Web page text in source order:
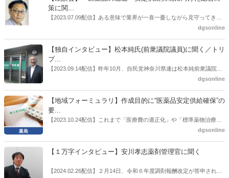
師の業務及び薬局の機能に関するワーキンググループ」に参考人とし
ても出席していたイイジマ薬局（長野県上田市）開設者である飯島裕
策に関...
【2023.07.09配信】ある意味で業界が一喜一憂しながら見守ってきた
厚労省「医薬品の迅速・安定供給実現に向けた総合対策に関する有識
書がとりまとめられた。ドラビズon-lineでは検討会を総括する目的で
厚労省医政局医薬産業振興・医療情報企画課長（医薬産業振興・医療
情報企画課セルフケア・セルフメディケーション推進室長併任）安藤
公一氏や青山学院大学名誉教授の三村優美子氏、 日本保険薬局協会医
dgsonline
【独自インタビュー】松本純氏(前衆議院議員)に聞く／トリ
プ...
【2023.09.14配信】昨年10月、自民党神奈川県連は松本純前衆議院議
員を「自民党神奈川1区」（横浜市中区・磯子区・金沢区）の支部長
候補の前提となるもの。薬剤師に関わる政策に広く・深く関わってき
た同氏の復活に向けた薬剤師業界の期待には熱いものがある。不透明
感の払拭できない医療・介護・障害者サービスのトリプル改定等へ
の、薬剤師業界の強い危機感の裏返しといってもいいだろう。本稿で
dgsonline
【地域フォーミュラリ】作成目的に“医薬品安定供給確保”の
要...
【2023.10.24配信】これまで「医療費の適正化」や「標準薬物治療の
推進」などが目的とされることが多かった地域フォーミュラリの作
た。医薬品の安定供給確保だ。10月22日に開かれた「日本フォーミュ
飯田市）は、会員薬局から安定供給確保への強い要望があったことを
dgsonline
【１万字インタビュー】安川孝志薬剤管理官に聞く
【2024.02.26配信】２月14日、令和６年度調剤報酬改定が答申され